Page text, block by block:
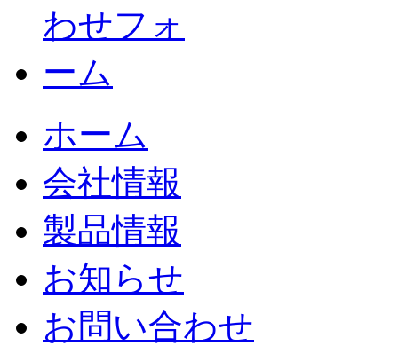
ホーム
会社情報
製品情報
お知らせ
お問い合わせ